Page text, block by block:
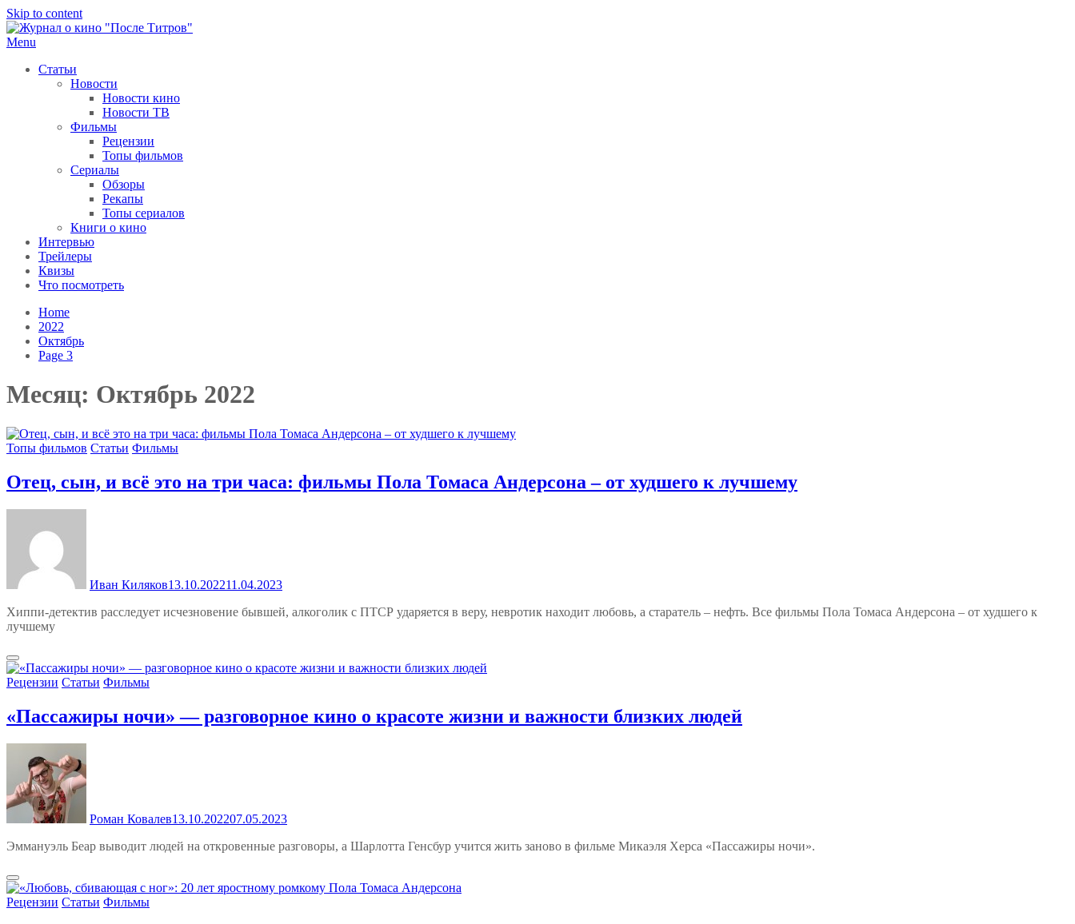
Skip to content
Menu
Статьи
Новости
Новости кино
Новости ТВ
Фильмы
Рецензии
Топы фильмов
Сериалы
Обзоры
Рекапы
Топы сериалов
Книги о кино
Интервью
Трейлеры
Квизы
Что посмотреть
Home
2022
Октябрь
Page 3
Месяц: Октябрь 2022
Топы фильмов Статьи Фильмы
Отец, сын, и всё это на три часа: фильмы Пола Томаса Андерсона – от худшего к лучшему
Иван Киляков13.10.202211.04.2023
Хиппи-детектив расследует исчезновение бывшей, алкоголик с ПТСР ударяется в веру, невротик находит любовь, а старатель – нефть. Все фильмы Пола Томаса Андерсона – от худшего к
лучшему
Рецензии Статьи Фильмы
«Пассажиры ночи» — разговорное кино о красоте жизни и важности близких людей
Роман Ковалев13.10.202207.05.2023
Эммануэль Беар выводит людей на откровенные разговоры, а Шарлотта Генсбур учится жить заново в фильме Микаэля Херса «Пассажиры ночи».
Рецензии Статьи Фильмы